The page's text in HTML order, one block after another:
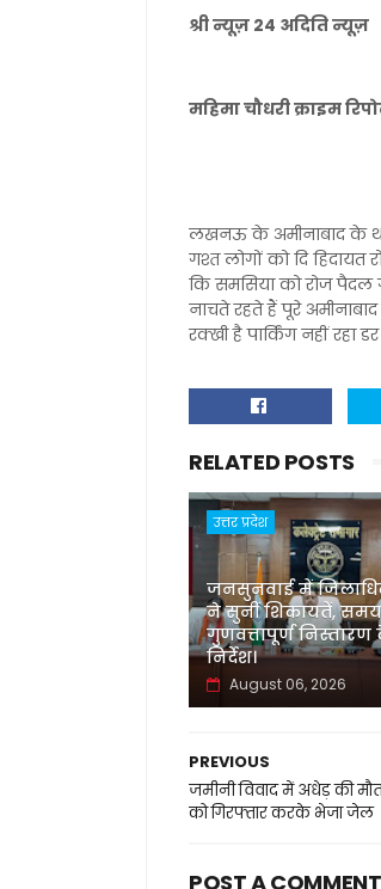
श्री न्यूज़ 24 अदिति न्यूज़
महिमा चौधरी क्राइम
लखनऊ के अमीनाबाद के
गश्त लोगों को दि
कि समसिया को रोज पैदल
नाचते रहते हैं पूरे अमीनाबाद
रक्खी है पार्किंग नहीं रहा
RELATED POSTS
उत्तर प्रदेश
जनसुनवाई में
ने सुनीं शिकायतें,
गुणवत्तापूर्ण निस्तारण
निर्देश।
August 06, 2026
PREVIOUS
जमीनी विवाद में अधेड़ की
को गिरफ्तार करके भेजा जेल
POST A COMMENT